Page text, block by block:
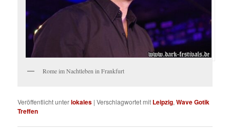
Rome im Nachtleben in Frankfurt
Veröffentlicht unterlokales |Verschlagwortet mit Leipzig,Wave Gotik
Treffen